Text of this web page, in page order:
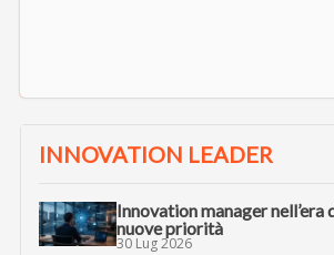
INNOVATION LEADER
Innovation manager nell’era
nuove priorità
30 Lug 2026